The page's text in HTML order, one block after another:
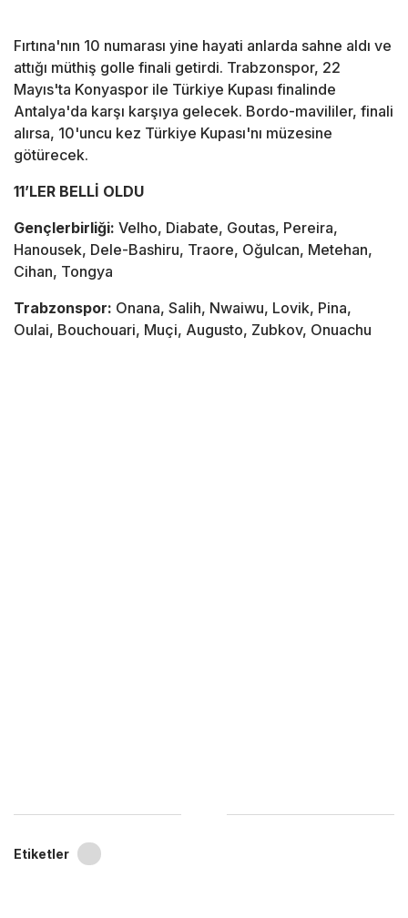
Fırtına'nın 10 numarası yine hayati anlarda sahne aldı ve
attığı müthiş golle finali getirdi. Trabzonspor, 22
Mayıs'ta Konyaspor ile Türkiye Kupası finalinde
Antalya'da karşı karşıya gelecek. Bordo-mavililer, finali
alırsa, 10'uncu kez Türkiye Kupası'nı müzesine
götürecek.
11’LER BELLİ OLDU
Gençlerbirliği: Velho, Diabate, Goutas, Pereira,
Hanousek, Dele-Bashiru, Traore, Oğulcan, Metehan,
Cihan, Tongya
Trabzonspor: Onana, Salih, Nwaiwu, Lovik, Pina,
Oulai, Bouchouari, Muçi, Augusto, Zubkov, Onuachu
Etiketler